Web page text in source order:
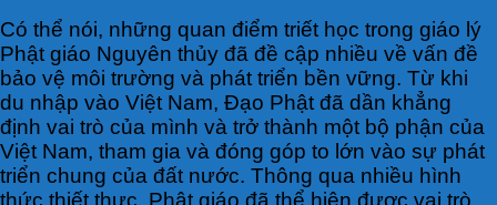
Có thể nói, những quan điểm triết học trong giáo lý
Phật giáo Nguyên thủy đã đề cập nhiều về vấn đề
bảo vệ môi trường và phát triển bền vững. Từ khi
du nhập vào Việt Nam, Đạo Phật đã dần khẳng
định vai trò của mình và trở thành một bộ phận của
Việt Nam, tham gia và đóng góp to lớn vào sự phát
triển chung của đất nước. Thông qua nhiều hình
thức thiết thực, Phật giáo đã thể hiện được vai trò